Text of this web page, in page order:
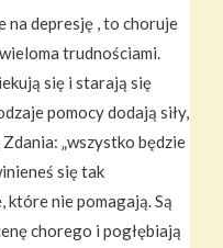
na depresję , to choruje
trudnościami.
się i starają się
pomocy dodają siły,
„wszystko będzie
się tak
które nie pomagają. Są
chorego i pogłębiają